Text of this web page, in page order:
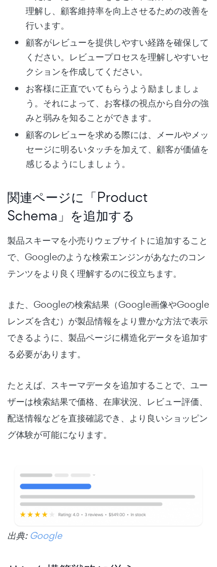
理解し、顧客維持率を向上させるための改善を
行います。
顧客がレビューを提供しやすい経路を確保して
ください。レビュープロセスを理解しやすいセ
クションを作成してください。
お客様に正直でいてもらうよう励ましましょ
う。それによって、お客様の視点から自分の強
みと弱みを知ることができます。
顧客のレビューを求める際には、メールやメッ
セージに明るいタッチを加えて、顧客が価値を
感じるようにしましょう。
関連ページに「Product
Schema」を追加する
製品スキーマを小売りウェブサイトに追加すること
で、Googleのような検索エンジンがあなたのコン
テンツをより良く理解するのに役立ちます。
また、Googleの検索結果（Google画像やGoogle
レンズを含む）が製品情報をより豊かな方法で表示
できるように、製品ページに構造化データを追加す
る必要があります。
たとえば、スキーマデータを追加することで、ユー
ザーは検索結果で価格、在庫状況、レビュー評価、
配送情報などを直接確認でき、より良いショッピン
グ体験が可能になります。
出典: Google